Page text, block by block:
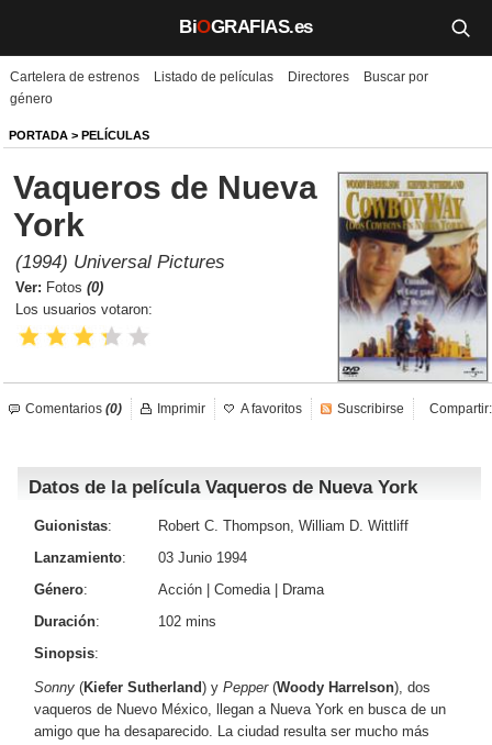
BiOGRAFIAS.es
Biografías
Películas
TV
Música
Un día como hoy
Videos
Iniciar sesión Crear cuenta
Cartelera de estrenos Listado de películas Directores
Buscar por
género
PORTADA > PELÍCULAS
Vaqueros de Nueva
York
(1994) Universal Pictures
Ver: Fotos (0)
Los usuarios votaron:
Comentarios (0) Compartir:
Imprimir A favoritos Suscribirse
Datos de la película Vaqueros de Nueva York
Guionistas:
Robert C. Thompson, William D. Wittliff
Lanzamiento:
03 Junio 1994
Género: Acción Comedia|
Drama
Duración:
102 mins
Sinopsis:
Sonny (Kiefer Sutherland) y Pepper(Woody Harrelson), dos
vaqueros de Nuevo México, llegan a Nueva York en busca de un
amigo que ha desaparecido. La ciudad resulta ser mucho más